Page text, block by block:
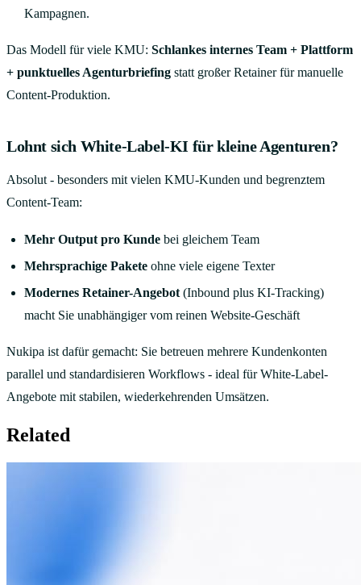
Kampagnen.
Das Modell für viele KMU: Schlankes internes Team + Plattform
+ punktuelles Agenturbriefing statt großer Retainer für manuelle
Content-Produktion.
Lohnt sich White-Label-KI für kleine Agenturen?
Absolut - besonders mit vielen KMU-Kunden und begrenztem
Content-Team:
Mehr Output pro Kunde bei gleichem Team
Mehrsprachige Pakete ohne viele eigene Texter
Modernes Retainer-Angebot (Inbound plus KI-Tracking)
macht Sie unabhängiger vom reinen Website-Geschäft
Nukipa ist dafür gemacht: Sie betreuen mehrere Kundenkonten
parallel und standardisieren Workflows - ideal für White-Label-
Angebote mit stabilen, wiederkehrenden Umsätzen.
Related